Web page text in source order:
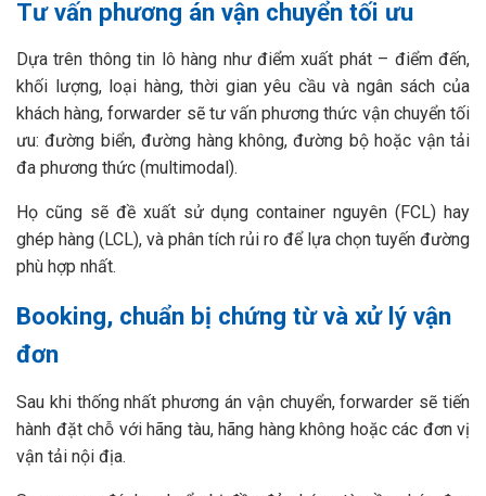
Tư vấn phương án vận chuyển tối ưu
Dựa trên thông tin lô hàng như điểm xuất phát – điểm đến,
khối lượng, loại hàng, thời gian yêu cầu và ngân sách của
khách hàng, forwarder sẽ tư vấn phương thức vận chuyển tối
ưu: đường biển, đường hàng không, đường bộ hoặc vận tải
đa phương thức (multimodal).
Họ cũng sẽ đề xuất sử dụng container nguyên (FCL) hay
ghép hàng (LCL), và phân tích rủi ro để lựa chọn tuyến đường
phù hợp nhất.
Booking, chuẩn bị chứng từ và xử lý vận
đơn
Sau khi thống nhất phương án vận chuyển, forwarder sẽ tiến
hành đặt chỗ với hãng tàu, hãng hàng không hoặc các đơn vị
vận tải nội địa.